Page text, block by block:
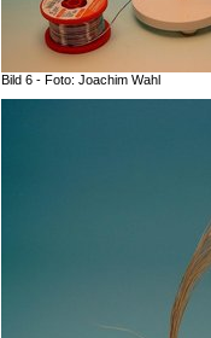
Bild 6 - Foto: Joachim Wahl